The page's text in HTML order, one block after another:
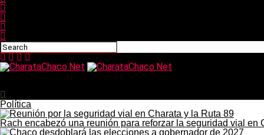
Política
Rach encabezó una reunión para reforzar la seguridad vial en